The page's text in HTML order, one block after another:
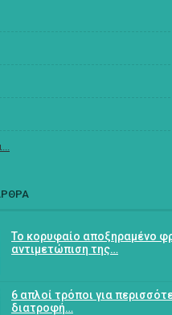
Το κορυφαίο αποξηραμένο
αντιμετώπιση της…
6 απλοί τρόποι για
διατροφή…